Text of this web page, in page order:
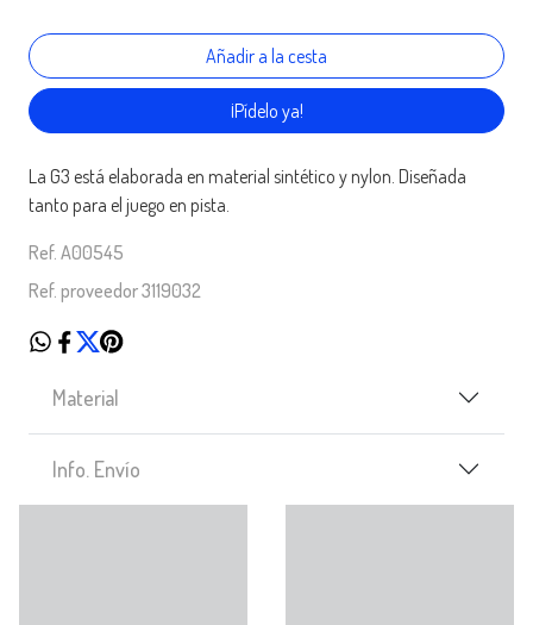
¡Pídelo ya!
La G3 está elaborada en material sintético y nylon. Diseñada
tanto para el juego en pista.
Ref. A00545
Ref. proveedor 3119032
Material
Info. Envío